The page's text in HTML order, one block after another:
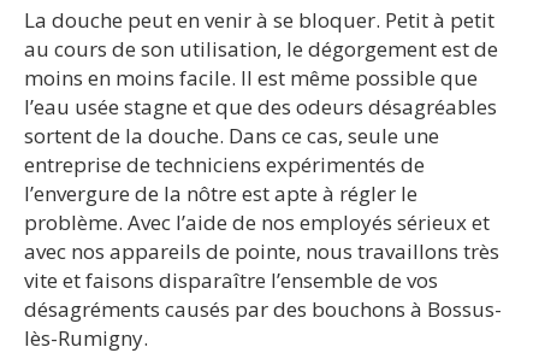
La douche peut en venir à se bloquer. Petit à petit
au cours de son utilisation, le dégorgement est de
moins en moins facile. Il est même possible que
l’eau usée stagne et que des odeurs désagréables
sortent de la douche. Dans ce cas, seule une
entreprise de techniciens expérimentés de
l’envergure de la nôtre est apte à régler le
problème. Avec l’aide de nos employés sérieux et
avec nos appareils de pointe, nous travaillons très
vite et faisons disparaître l’ensemble de vos
désagréments causés par des bouchons à Bossus-
lès-Rumigny.